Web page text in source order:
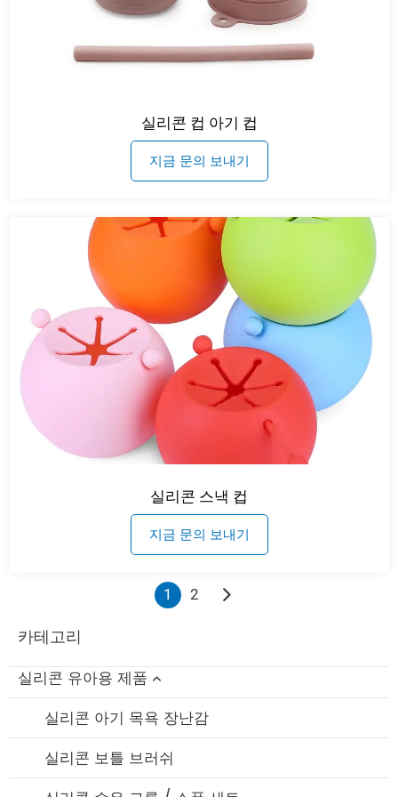
카테고리
실리콘 유아용 제품
실리콘 아기 목욕 장난감
실리콘 보틀 브러쉬
실리콘 컵 아기 컵
지금 문의 보내기
실리콘 스낵 컵
지금 문의 보내기
1 2